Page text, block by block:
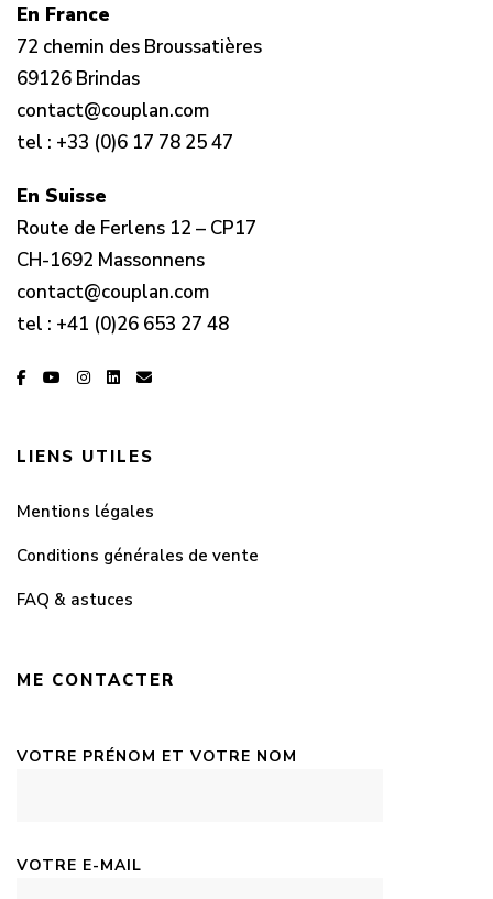
En France
72 chemin des Broussatières
69126 Brindas
contact@couplan.com
tel : +33 (0)6 17 78 25 47
En Suisse
Route de Ferlens 12 – CP17
CH-1692 Massonnens
contact@couplan.com
tel : +41 (0)26 653 27 48
LIENS UTILES
Mentions légales
Conditions générales de vente
FAQ & astuces
ME CONTACTER
VOTRE PRÉNOM ET VOTRE NOM
VOTRE E-MAIL